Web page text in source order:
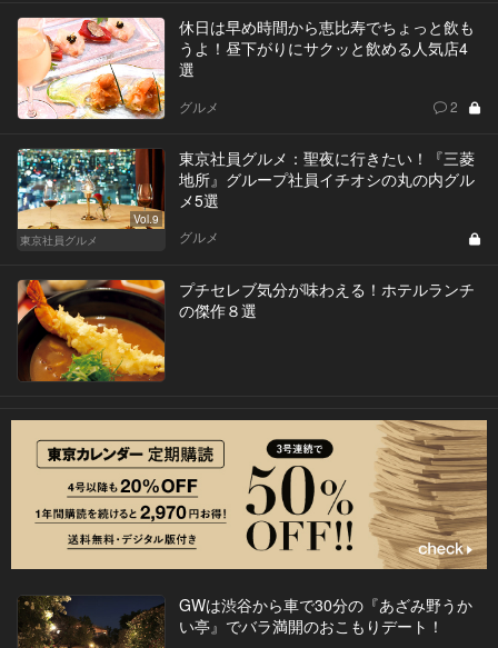
休日は早め時間から恵比寿でちょっと飲も
うよ！昼下がりにサクッと飲める人気店4
選
グルメ 2
Vol.9
東京社員グルメ
東京社員グルメ：聖夜に行きたい！『三菱
地所』グループ社員イチオシの丸の内グル
メ5選
グルメ
プチセレブ気分が味わえる！ホテルランチ
の傑作８選
GWは渋谷から車で30分の『あざみ野うか
い亭』でバラ満開のおこもりデート！